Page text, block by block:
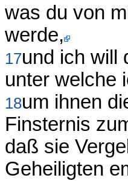
was du von
werde,
17und ich will
unter welche
18um ihnen
Finsternis
daß sie
Geheiligten